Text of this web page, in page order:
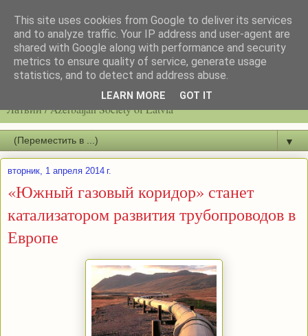
Latvijas azerbaidžāņu biedrību / Общество азербайджанцев
Латвии / Azerbaijan Society of Latvia
▼
вторник, 1 апреля 2014 г.
«Южный газовый коридор» станет
катализатором развития трубопроводов в
Европе
This site uses cookies from Google to deliver its services
and to analyze traffic. Your IP address and user-agent are
shared with Google along with performance and security
metrics to ensure quality of service, generate usage
statistics, and to detect and address abuse.
LEARN MORE GOT IT